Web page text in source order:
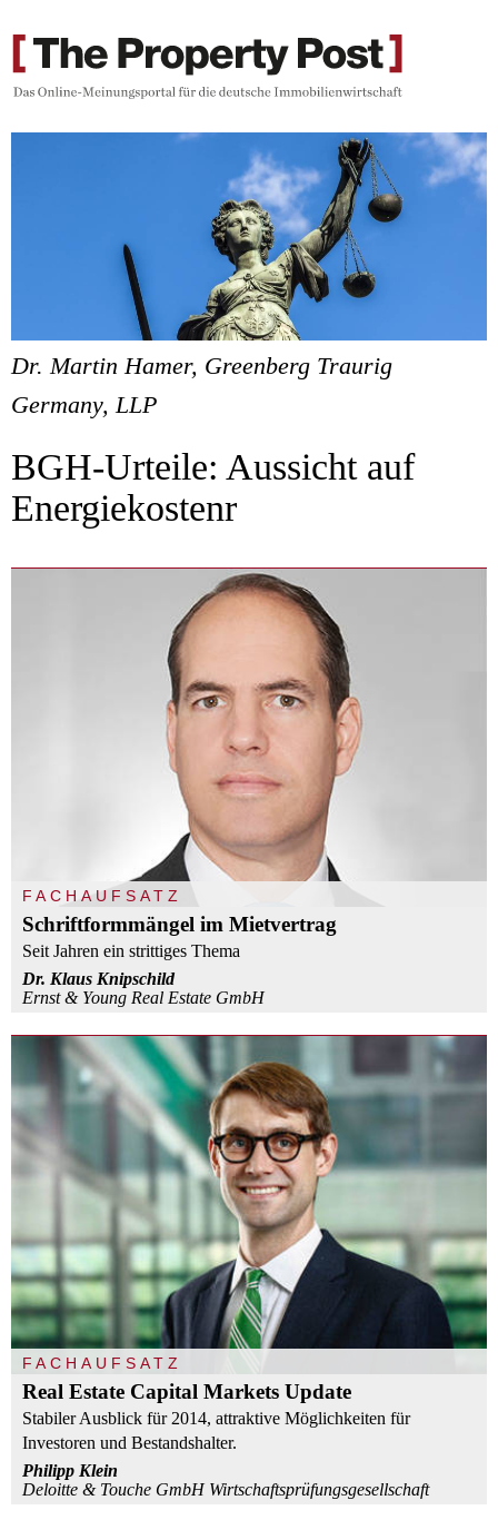
Dr. Martin Hamer, Greenberg Traurig
Germany, LLP
BGH-Urteile: Aussicht auf
Energiekostenr
FACHAUFSATZ
Schriftformmängel im Mietvertrag
Seit Jahren ein strittiges Thema
Dr. Klaus Knipschild
Ernst & Young Real Estate GmbH
FACHAUFSATZ
Real Estate Capital Markets Update
Stabiler Ausblick für 2014, attraktive Möglichkeiten für
Investoren und Bestandshalter.
Philipp Klein
Deloitte & Touche GmbH Wirtschaftsprüfungsgesellschaft